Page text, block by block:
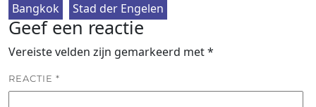
Bangkok
Stad der Engelen
Geef een reactie
Vereiste velden zijn gemarkeerd met*
REACTIE *